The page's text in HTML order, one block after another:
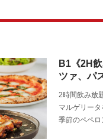
B1《2H
ツァ、パ
2時間飲み放
マルゲリー
季節のペペ